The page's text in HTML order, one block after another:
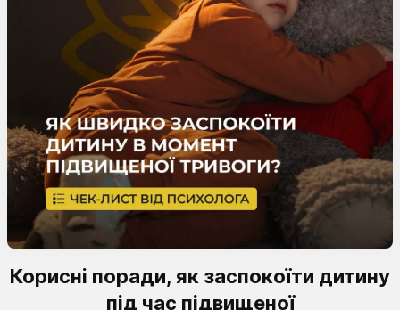
Корисні поради, як заспокоїти дитину
під час підвищеної